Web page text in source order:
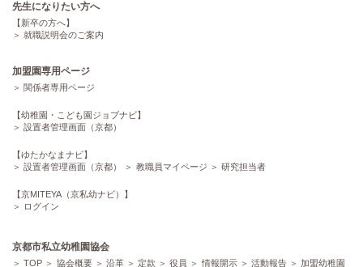
先生になりたい方へ
【新卒の方へ】
就職説明会のご案内
加盟園専用ページ
関係者専用ページ
【幼稚園・こども園ジョブナビ】
設置者管理画面（京都）
【ゆたかなまナビ】
設置者管理画面（京都）
教職員マイページ 研究担当者
【京MITEYA（京私幼ナビ）】
ログイン
京都市私立幼稚園協会
TOP 協会概要 沿革 定款 役員 情報開示 活動報告 加盟幼稚園